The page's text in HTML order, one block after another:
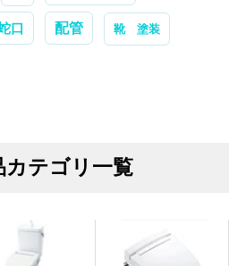
口 配管 靴 塗装
カテゴリ一覧